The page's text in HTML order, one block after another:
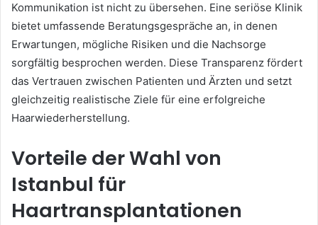
Kommunikation ist nicht zu übersehen. Eine seriöse Klinik
bietet umfassende Beratungsgespräche an, in denen
Erwartungen, mögliche Risiken und die Nachsorge
sorgfältig besprochen werden. Diese Transparenz fördert
das Vertrauen zwischen Patienten und Ärzten und setzt
gleichzeitig realistische Ziele für eine erfolgreiche
Haarwiederherstellung.
Vorteile der Wahl von
Istanbul für
Haartransplantationen